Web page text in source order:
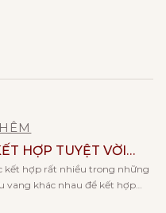
HỢP TUYỆT VỜI
kết hợp rất nhiều trong những
vang khác nhau để kết hợp